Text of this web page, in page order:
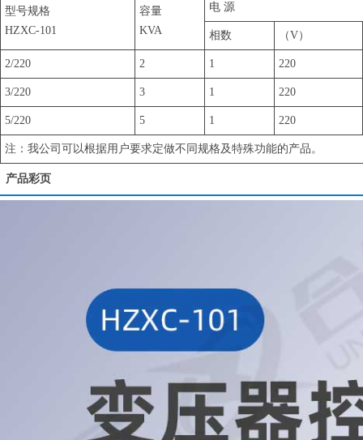
型号规格
HZXC-101
容量
KVA
电 源
相数 （V）
2/220 2 1 220
3/220 3 1 220
5/220 5 1 220
注：我公司可以根据用户要求定做不同规格及特殊功能的产品。
产品彩页